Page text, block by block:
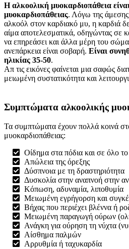
Η αλκοολική μυοκαρδιοπάθεια
μυοκαρδιοπάθειας. Λόγω της άμεσης
αλκοόλ στον καρδιακό μυ, η καρδιά
αίμα αποτελεσματικά, οδηγώντας σε
να επηρεάσει και άλλα μέρη του
ανεπάρκεια είναι σοβαρή. Είναι
ηλικίας 35-50.
Απ τις εικόνες φαίνεται μια σαφώς
μειωμένη συστατικότητα και
Συμπτώματα αλκοολικής
Τα συμπτώματα έχουν πολλά κοινά
μυοκαρδιοπάθειας:
Οίδημα στα πόδια και σε όλο
Απώλεια της όρεξης
Δύσπνοια με τη δραστηριότητα
Δυσκολία στην αναπνοή στην
Κόπωση, αδυναμία, λιποθυμία
Μειωμένη εγρήγορση και
Βήχας που περιέχει βλέννα ή
Μειωμένη παραγωγή ούρων
Ανάγκη για ούρηση τη νύχτα
Αίσθημα παλμών
Αρρυθμία ή ταχυκαρδία